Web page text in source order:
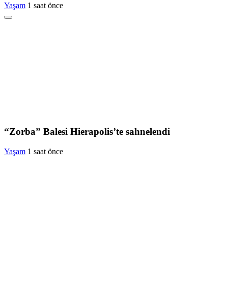
Yaşam 1 saat önce
“Zorba” Balesi Hierapolis’te sahnelendi
Yaşam 1 saat önce